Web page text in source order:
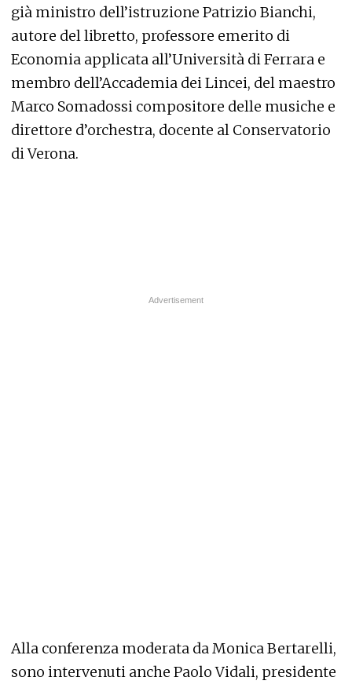
già ministro dell’istruzione Patrizio Bianchi,
autore del libretto, professore emerito di
Economia applicata all’Università di Ferrara e
membro dell’Accademia dei Lincei, del maestro
Marco Somadossi compositore delle musiche e
direttore d’orchestra, docente al Conservatorio
di Verona.
Alla conferenza moderata da Monica Bertarelli,
sono intervenuti anche Paolo Vidali, presidente